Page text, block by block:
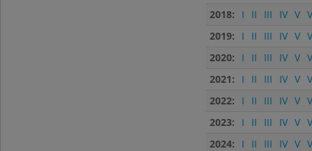
2018:
I II III IV V
2019:
I II III IV V
2020:
I II III IV V
2021:
I II III IV V
2022:
I II III IV V
2023:
I II III IV V
2024:
I II III IV V